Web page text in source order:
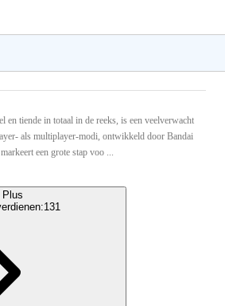
en tiende in totaal in de reeks, is een veelverwacht
als multiplayer-modi, ontwikkeld door Bandai
een grote stap voo ...
Plus
131